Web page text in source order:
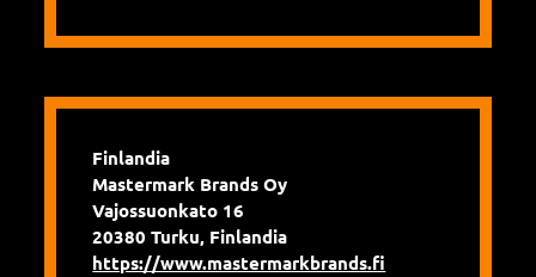
Finlandia
Mastermark Brands Oy
Vajossuonkato 16
20380 Turku, Finlandia
https://www.mastermarkbrands.fi